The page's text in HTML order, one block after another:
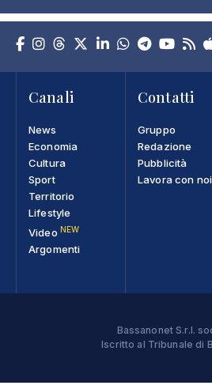
Canali
News
Economia
Cultura
Sport
Territorio
Lifestyle
Video NEW
Argomenti
Contatti
Gruppo
Redazione
Pubblicità
Lavora con noi
Bassanonet S.r.l.
Iscritto al Tribunale di